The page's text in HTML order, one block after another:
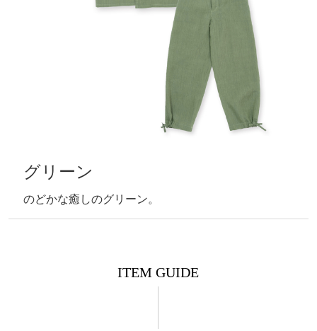
グリーン
のどかな癒しのグリーン。
ITEM GUIDE